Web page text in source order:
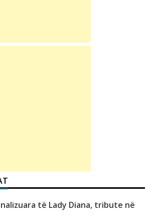
të Lady Diana, tribute në